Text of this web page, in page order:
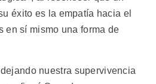
éxito es la empatía hacia el
en sí mismo una forma de
nuestra supervivencia